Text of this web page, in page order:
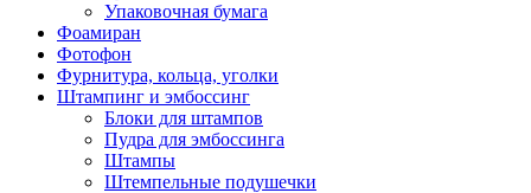
Упаковочная бумага
Фоамиран
Фотофон
Фурнитура, кольца, уголки
Штампинг и эмбоссинг
Блоки для штампов
Пудра для эмбоссинга
Штампы
Штемпельные подушечки